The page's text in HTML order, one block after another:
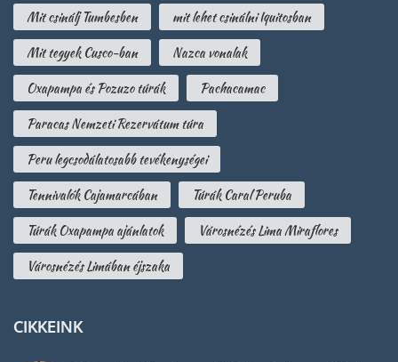
Mit csinálj Tumbesben
mit lehet csinálni Iquitosban
Mit tegyek Cusco-ban
Nazca vonalak
Oxapampa és Pozuzo túrák
Pachacamac
Paracas Nemzeti Rezervátum túra
Peru legcsodálatosabb tevékenységei
Tennivalók Cajamarcában
Túrák Caral Peruba
Túrák Oxapampa ajánlatok
Városnézés Lima Miraflores
Városnézés Limában éjszaka
CIKKEINK